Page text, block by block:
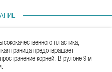
пластика,
граница предотвращает
корней. В рулоне 9 м